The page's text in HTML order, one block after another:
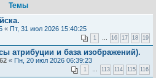
Темы
« Пт, 31 июл 2026 15:40:25
1 16 17 18 19
атрибуции и база изображений).
« Пн, 20 июл 2026 06:39:23
1 113 114 115 116